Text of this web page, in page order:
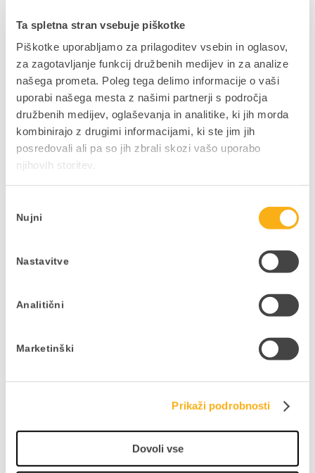
Ta spletna stran vsebuje piškotke
Piškotke uporabljamo za prilagoditev vsebin in oglasov,
za zagotavljanje funkcij družbenih medijev in za analize
našega prometa. Poleg tega delimo informacije o vaši
uporabi našega mesta z našimi partnerji s področja
družbenih medijev, oglaševanja in analitike, ki jih morda
kombinirajo z drugimi informacijami, ki ste jim jih
posredovali ali pa so jih zbrali skozi vašo uporabo
njihovih storitev.
soglasja
Nujni
Nastavitve
Analitični
Marketinški
Prikaži podrobnosti
Dovoli vse
Pogoji udeležbe in odjave:
Pogoji prijave/odjave: Na izobraževanje se lahko
prijavite do zaključka zbiranja prijav (en delovni dan
pred pričetkom izobraževanja) oz. do zapolnitve
prostih mest. Po tem roku lahko prijavo izjemoma
oddate po elektronski pošti na naslov
edu@datalab.siali po telefonu št. (01) 252 89 11.
V kolikor se želite odjaviti vas prosimo, da to
storite pisno najkasneje 2 delovna dneva pred
izobraževanjem na elektronski naslov
ali neudeležbe vam bomo žal primorani zaračunati
Pridržujemo si pravico do spremembe terminov,
Predavatelj:Ines Petek